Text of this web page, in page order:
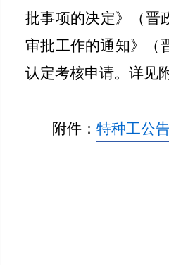
批事项的决定》（晋
审批工作的通知》（
认定考核申请。详见
附件： 特种工公